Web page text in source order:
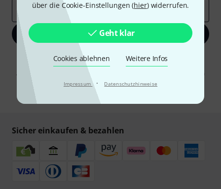
über die Cookie-Einstellungen (hier) widerrufen.
Geht klar
Cookies ablehnen Weitere Infos
Impressum · Datenschutzhinweise
E-Mail-Adresse*
Jetzt anmelden
Mit Klick auf „Jetzt anmelden“ stimmen Sie dem Erhalt von E-Mail-
Werbung und einer Messung des E-Mail-Nutzungsverhaltens zu. Die
Abmeldung ist jederzeit möglich. Weitere Informationen finden Sie in
Datenschutzhinweisen
* Pflichtfeld
Sicher einkaufen & bezahlen